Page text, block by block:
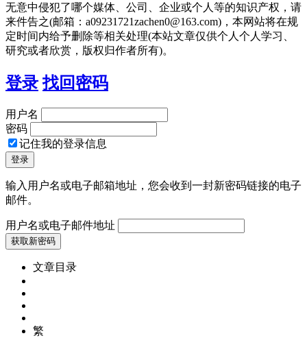
无意中侵犯了哪个媒体、公司、企业或个人等的知识产权，请
来件告之(邮箱：a09231721zachen0@163.com)，本网站将在规
定时间内给予删除等相关处理(本站文章仅供个人个人学习、
研究或者欣赏，版权归作者所有)。
登录 找回密码
用户名
密码
记住我的登录信息
输入用户名或电子邮箱地址，您会收到一封新密码链接的电子
邮件。
用户名或电子邮件地址
文章目录
繁